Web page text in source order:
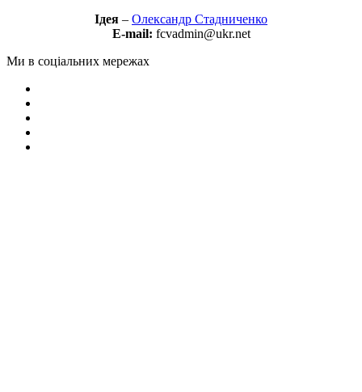
Ідея – Олександр Стадниченко
E-mail: fcvadmin@ukr.net
Ми в соціальних мережах